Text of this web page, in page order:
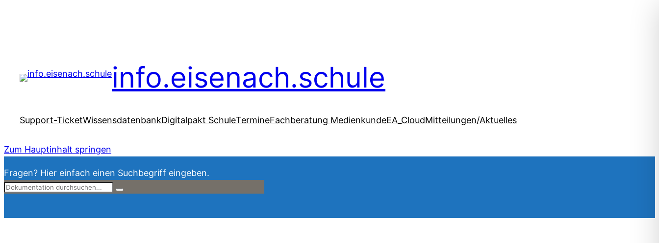
info.eisenach.schule
Support-TicketWissensdatenbankDigitalpakt SchuleTermineFachberatung MedienkundeEA_CloudMitteilungen/Aktuelles
Zum Hauptinhalt springen
Fragen? Hier einfach einen Suchbegriff eingeben.